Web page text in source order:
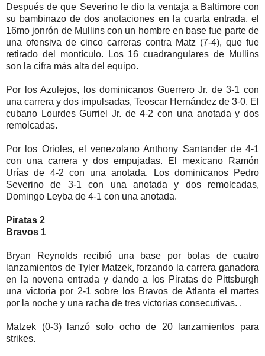
Después de que Severino le dio la ventaja a Baltimore con
su bambinazo de dos anotaciones en la cuarta entrada, el
16mo jonrón de Mullins con un hombre en base fue parte de
una ofensiva de cinco carreras contra Matz (7-4), que fue
retirado del montículo. Los 16 cuadrangulares de Mullins
son la cifra más alta del equipo.
Por los Azulejos, los dominicanos Guerrero Jr. de 3-1 con
una carrera y dos impulsadas, Teoscar Hernández de 3-0. El
cubano Lourdes Gurriel Jr. de 4-2 con una anotada y dos
remolcadas.
Por los Orioles, el venezolano Anthony Santander de 4-1
con una carrera y dos empujadas. El mexicano Ramón
Urías de 4-2 con una anotada. Los dominicanos Pedro
Severino de 3-1 con una anotada y dos remolcadas,
Domingo Leyba de 4-1 con una anotada.
Piratas 2
Bravos 1
Bryan Reynolds recibió una base por bolas de cuatro
lanzamientos de Tyler Matzek, forzando la carrera ganadora
en la novena entrada y dando a los Piratas de Pittsburgh
una victoria por 2-1 sobre los Bravos de Atlanta el martes
por la noche y una racha de tres victorias consecutivas. .
Matzek (0-3) lanzó solo ocho de 20 lanzamientos para
strikes.